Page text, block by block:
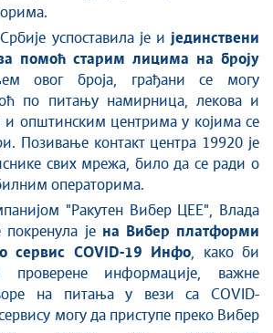
успоставила је и јединствени
помоћ старим лицима на броју
овог броја, грађани се могу
по питању намирница, лекова и
и општинским центрима у којима се
Позивање контакт центра 19920 је
свих мрежа, било да се ради о
операторима.
"Ракутен Вибер ЦЕЕ", Влада
покренула је на Вибер платформи
сервис COVID-19 Инфо , како би
проверене информације, важне
на питања у вези са COVID-
могу да приступе преко Вибер